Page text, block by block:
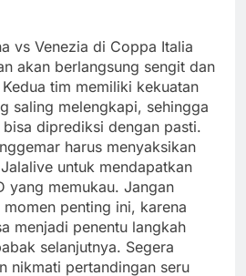
vs Venezia di Coppa Italia
akan berlangsung sengit dan
tim memiliki kekuatan
saling melengkapi, sehingga
diprediksi dengan pasti.
harus menyaksikan
untuk mendapatkan
yang memukau. Jangan
penting ini, karena
menjadi penentu langkah
selanjutnya. Segera
nikmati pertandingan seru